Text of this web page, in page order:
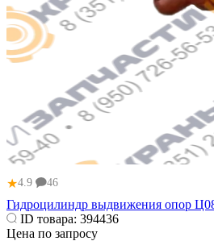
★4.9 46
Гидроцилиндр выдвижения опор
ID товара: 394436
Цена по запросу